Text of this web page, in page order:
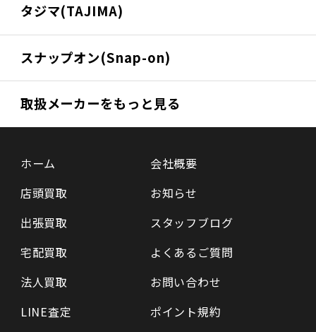
タジマ(TAJIMA)
スナップオン(Snap-on)
取扱メーカーをもっと見る
ホーム
店頭買取
出張買取
宅配買取
法人買取
LINE査定
会社概要
お知らせ
スタッフブログ
よくあるご質問
お問い合わせ
ポイント規約